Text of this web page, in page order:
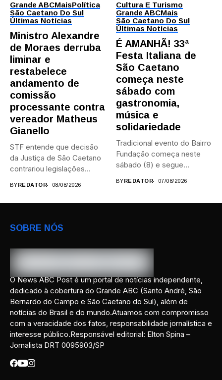
Grande ABCMaisPolítica
São Caetano Do Sul
Últimas Notícias
Ministro Alexandre
de Moraes derruba
liminar e
restabelece
andamento de
comissão
processante contra
vereador Matheus
Gianello
STF entende que decisão
da Justiça de São Caetano
contrariou legislações
BY REDATOR 08/08/2026
Cultura E Turismo
Grande ABCMais
São Caetano Do Sul
Últimas Notícias
É AMANHÃ! 33ª
Festa Italiana de
São Caetano
começa neste
sábado com
gastronomia,
música e
solidariedade
Tradicional evento do Bairro
Fundação começa neste
sábado (8) e segue
BY REDATOR 07/08/2026
SOBRE NÓS
O News ABC Post é um portal de notícias independente,
dedicado à cobertura do Grande ABC (Santo André, São
Bernardo do Campo e São Caetano do Sul), além de
notícias do Brasil e do mundo.Atuamos com compromisso
com a veracidade dos fatos, responsabilidade jornalística e
interesse público.Responsável editorial: Elton Spina –
Jornalista DRT 0095903/SP